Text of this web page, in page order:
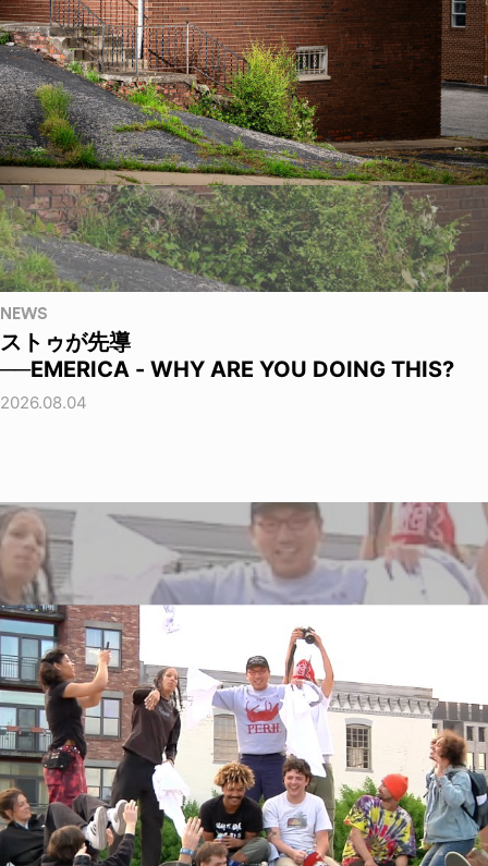
NEWS
ストゥが先導
──EMERICA - WHY ARE YOU DOING THIS?
2026.08.04